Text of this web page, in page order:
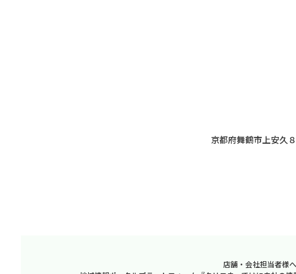
京都府舞鶴市上安久８
店舗・会社担当者様へ